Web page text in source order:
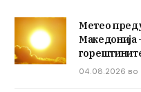
Метео
Македонија
04.08.2026 во